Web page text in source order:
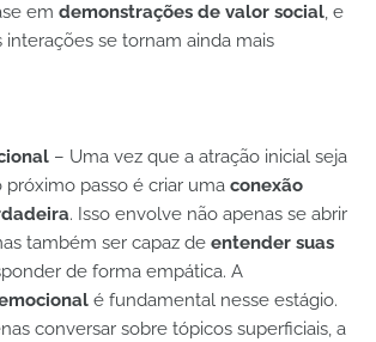
em demonstrações de valor social, e
interações se tornam ainda mais
– Uma vez que a atração inicial seja
próximo passo é criar uma conexão
. Isso envolve não apenas se abrir
também ser capaz de entender suas
de forma empática. A
é fundamental nesse estágio.
conversar sobre tópicos superficiais, a